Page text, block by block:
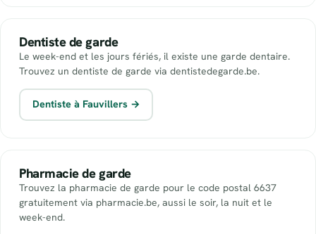
Dentiste de garde
Le week-end et les jours fériés, il existe une garde dentaire.
Trouvez un dentiste de garde via dentistedegarde.be.
Dentiste à Fauvillers →
Pharmacie de garde
Trouvez la pharmacie de garde pour le code postal 6637
gratuitement via pharmacie.be, aussi le soir, la nuit et le
week-end.